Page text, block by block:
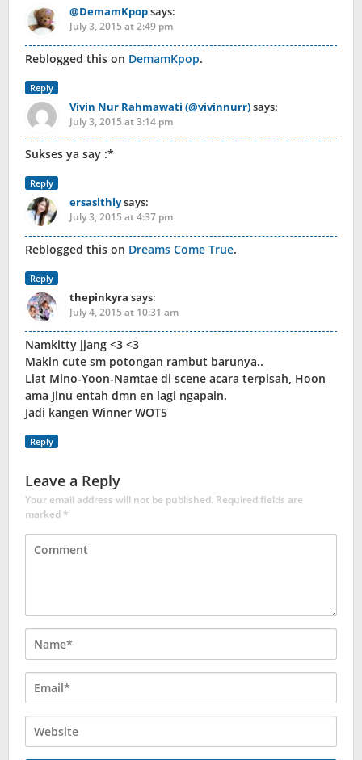
@DemamKpopsays:
July 3, 2015 at 2:49 pm
Reblogged this on DemamKpop.
Reply
Vivin Nur Rahmawati (@vivinnurr)says:
July 3, 2015 at 3:14 pm
Sukses ya say :*
Reply
ersaslthlysays:
July 3, 2015 at 4:37 pm
Reblogged this on Dreams Come True.
Reply
thepinkyra says:
July 4, 2015 at 10:31 am
Namkitty jjang <3 <3
Makin cute sm potongan rambut barunya..
Liat Mino-Yoon-Namtae di scene acara terpisah, Hoon
ama Jinu entah dmn en lagi ngapain.
Jadi kangen Winner WOT5
Reply
Leave a Reply
Your email address will not be published. Required fields are
marked*